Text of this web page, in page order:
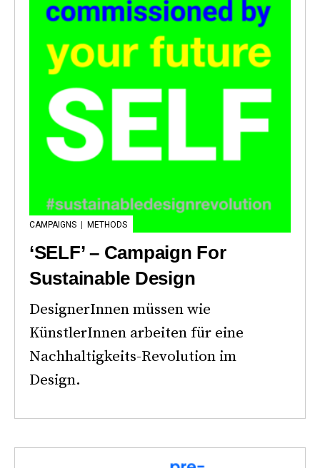
CAMPAIGNS METHODS
‘SELF’ – Campaign For
Sustainable Design
DesignerInnen müssen wie
KünstlerInnen arbeiten für eine
Nachhaltigkeits-Revolution im
Design.